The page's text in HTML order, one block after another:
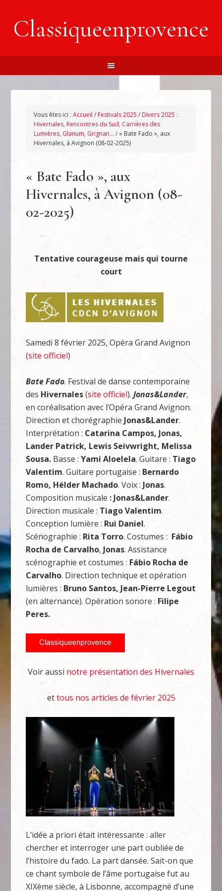
Classiqueenprovence
Vous êtes ici :Accueil / Festivals 2025 / Divers 2025 :
Hivernales, Rencontres du Sud, Carrières des
Lumières, Glanum, Grignan… / « Bate Fado », aux
Hivernales, à Avignon (08-02-2025)
« Bate Fado », aux
Hivernales, à Avignon (08-
02-2025)
Tentative courageuse mais qui tourne
court
Samedi 8 février 2025, Opéra Grand Avignon
(site officiel)
Bate Fado. Festival de danse contemporaine
des Hivernales(site officiel).Jonas&Lander,
en coréalisation avec l’Opéra Grand Avignon.
Direction et chorégraphie Jonas&Lander.
Interprétation : Catarina Campos, Jonas,
Lander Patrick, Lewis Seivwright, Melissa
Sousa. Basse :Yami Aloelela. Guitare : Tiago
Valentim. Guitare portugaise : Bernardo
Romo, Hélder Machado. Voix : Jonas.
Composition musicale : Jonas&Lander.
Direction musicale : Tiago Valentim.
Conception lumière : Rui Daniel.
Scénographie : Rita Torro. Costumes : Fábio
Rocha de Carvalho, Jonas. Assistance
scénographie et costumes : Fábio Rocha de
Carvalho. Direction technique et opération
lumières : Bruno Santos, Jean-Pierre Legout
(en alternance). Opération sonore : Filipe
Peres.
Voir aussi notre présentation des Hivernales
ettous nos articles de février 2025
L’idée a priori était intéressante : aller
chercher et interroger une part oubliée de
l’histoire du fado. La part dansée. Sait-on que
ce chant symbole de l’âme portugaise fut au
XIXème siècle, à Lisbonne, accompagné d’une